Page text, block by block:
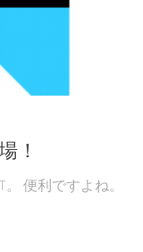
！
便利ですよね。